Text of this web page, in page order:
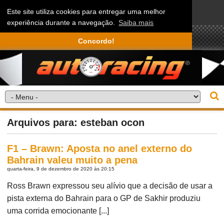
Este site utiliza cookies para entregar uma melhor
experiência durante a navegação. Saiba mais
Concordo!
Arquivos para: esteban ocon
F1 – Brawn: Aposta no anel externo do
Bahrain valeu muito a pena
quarta-feira, 9 de dezembro de 2020 às 20:15
Ross Brawn expressou seu alívio que a decisão de usar a
pista externa do Bahrain para o GP de Sakhir produziu
uma corrida emocionante [...]